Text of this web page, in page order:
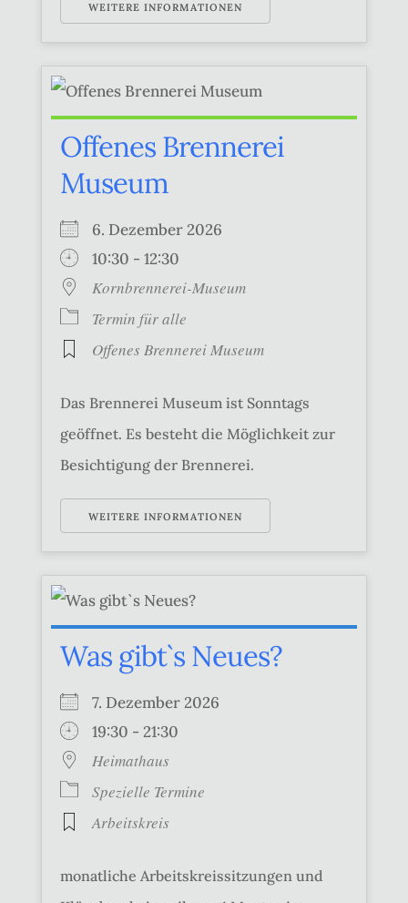
WEITERE INFORMATIONEN
Offenes Brennerei
Museum
6. Dezember 2026
10:30 - 12:30
Kornbrennerei-Museum
Termin für alle
Offenes Brennerei Museum
Das Brennerei Museum ist Sonntags
geöffnet. Es besteht die Möglichkeit zur
Besichtigung der Brennerei.
WEITERE INFORMATIONEN
Was gibt`s Neues?
7. Dezember 2026
19:30 - 21:30
Heimathaus
Spezielle Termine
Arbeitskreis
monatliche Arbeitskreissitzungen und